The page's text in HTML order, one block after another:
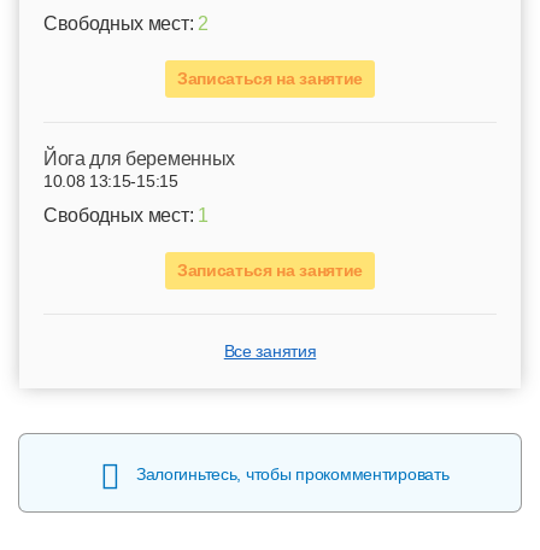
Свободных мест: 2
Записаться на занятие
Йога для беременных
10.08 13:15-15:15
Свободных мест: 1
Записаться на занятие
Все занятия
Залогиньтесь, чтобы прокомментировать